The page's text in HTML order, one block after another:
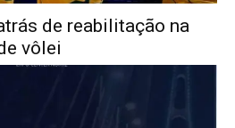
de reabilitação na
vôlei